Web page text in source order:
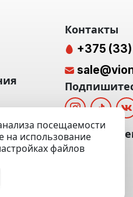
посещаемости
на использование
файлов
Контакты
+375
Мы